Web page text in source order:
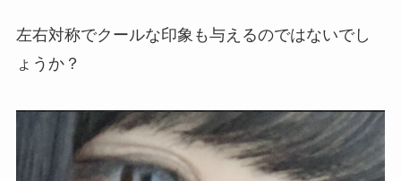
左右対称でクールな印象も与えるのではないでし
ょうか？